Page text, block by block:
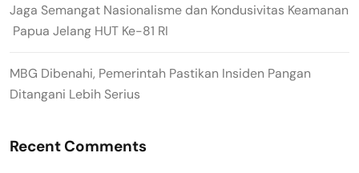
Jaga Semangat Nasionalisme dan Kondusivitas Keamanan
Papua Jelang HUT Ke-81 RI
MBG Dibenahi, Pemerintah Pastikan Insiden Pangan
Ditangani Lebih Serius
Recent Comments